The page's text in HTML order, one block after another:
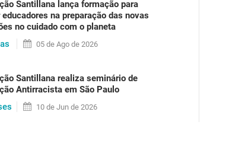
Santillana lança formação para
educadores na preparação das novas
no cuidado com o planeta
05 de Ago de 2026
Santillana realiza seminário de
Antirracista em São Paulo
10 de Jun de 2026
a sustentabilidade parecia ser um problema dos outros,
sentimos hoje os efeitos na própria pele, suando sob